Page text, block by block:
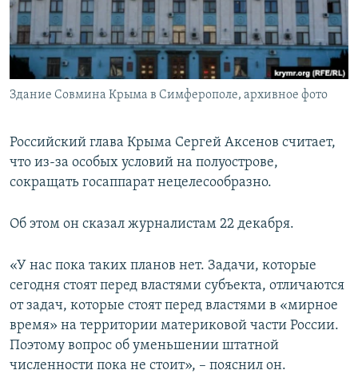
ПОБЕДИТЕЛЕЙ НЕ СУДЯТ?
КРЫМ.НЕПОКОРЕННЫЙ
ELIFBE
УКРАИНСКАЯ ПРОБЛЕМА КРЫМА
ПРИСОЕДИНЯЙТЕСЬ!
Здание Совмина Крыма в Симферополе, архивное фото
Российский глава Крыма Сергей Аксенов считает,
что из-за особых условий на полуострове,
сокращать госаппарат нецелесообразно.
Об этом он сказал журналистам 22 декабря.
«У нас пока таких планов нет. Задачи, которые
сегодня стоят перед властями субъекта, отличаются
от задач, которые стоят перед властями в «мирное
время» на территории материковой части России.
Поэтому вопрос об уменьшении штатной
численности пока не стоит», – пояснил он.